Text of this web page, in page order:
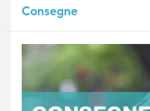
Consegne